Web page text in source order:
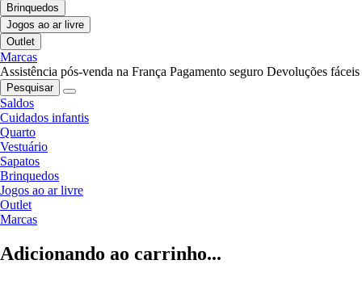
Brinquedos
Jogos ao ar livre
Outlet
Marcas
Assistência pós-venda na França Pagamento seguro Devoluções fáceis
Pesquisar
Saldos
Cuidados infantis
Quarto
Vestuário
Sapatos
Brinquedos
Jogos ao ar livre
Outlet
Marcas
Adicionando ao carrinho...